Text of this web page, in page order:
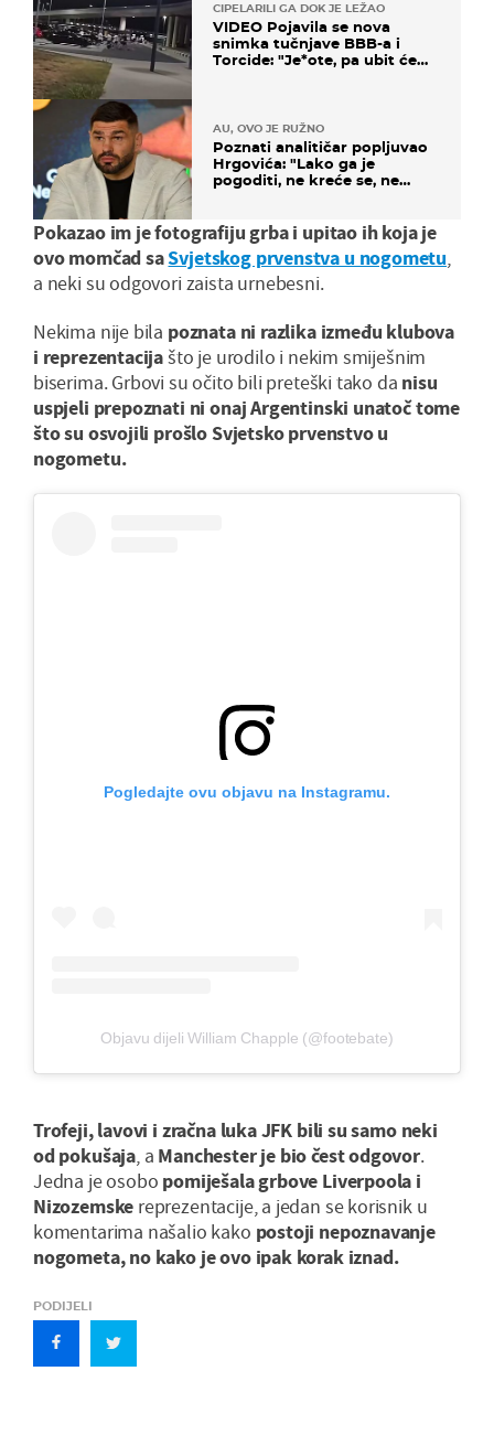
CIPELARILI GA DOK JE LEŽAO
VIDEO Pojavila se nova
snimka tučnjave BBB-a i
Torcide: "Je*ote, pa ubit će
AU, OVO JE RUŽNO
Poznati analitičar popljuvao
Hrgovića: "Lako ga je
pogoditi, ne kreće se, ne
Pokazao im je fotografiju grba i upitao ih koja je
ovo momčad saSvjetskog prvenstva u nogometu,
a neki su odgovori zaista urnebesni.
Nekima nije bila poznata ni razlika između klubova
i reprezentacijašto je urodilo i nekim smiješnim
biserima. Grbovi su očito bili preteški tako da nisu
uspjeli prepoznati ni onaj Argentinski unatoč tome
što su osvojili prošlo Svjetsko prvenstvo u
nogometu.
Pogledajte ovu objavu na Instagramu.
Objavu dijeli William Chapple (@footebate)
Trofeji, lavovi i zračna luka JFK bili su samo neki
od pokušaja, a Manchester je bio čest odgovor.
Jedna je osobo pomiješala grbove Liverpoola i
Nizozemske reprezentacije, a jedan se korisnik u
komentarima našalio kako postoji nepoznavanje
nogometa, no kako je ovo ipak korak iznad.
PODIJELI